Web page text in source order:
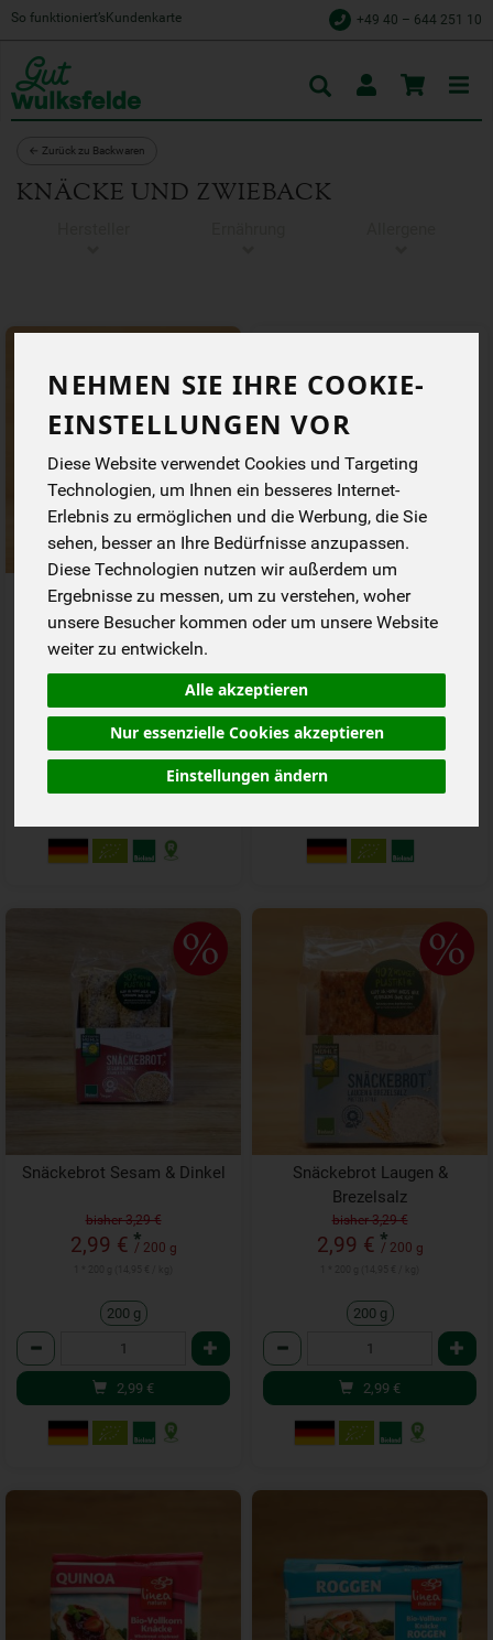
NEHMEN SIE IHRE COOKIE-
EINSTELLUNGEN VOR
Diese Website verwendet Cookies und Targeting
Technologien, um Ihnen ein besseres Internet-
Erlebnis zu ermöglichen und die Werbung, die Sie
sehen, besser an Ihre Bedürfnisse anzupassen.
Diese Technologien nutzen wir außerdem um
Ergebnisse zu messen, um zu verstehen, woher
unsere Besucher kommen oder um unsere Website
weiter zu entwickeln.
Alle akzeptieren
Nur essenzielle Cookies akzeptieren
Einstellungen ändern
So funktioniert’s Kundenkarte +49 40 – 644 251 10
← Zurück zu Backwaren
KNÄCKE UND ZWIEBACK
Snäckebrot Chia Leinsaat
2,99 €*
200 g
Anzahl
Snäckebrot Schwarzkümmel
& Käse Snäckebrot
200 g
Anzahl
Snäckebrot Sesam & Dinkel
bisher 3,29 €
2,99 € *
/ 200 g
200 g
Anzahl
2,99 €
Snäckebrot Laugen &
Brezelsalz
bisher 3,29 €
2,99 € *
/ 200 g
200 g
Anzahl
2,99 €
Toggle
cart